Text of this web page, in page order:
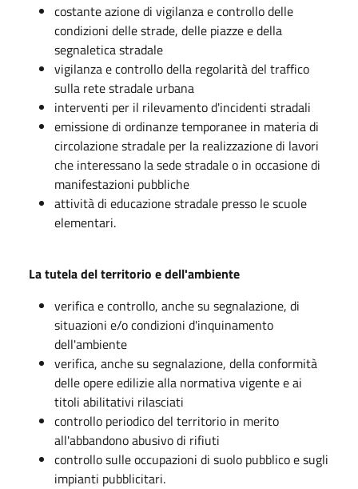
costante azione di vigilanza e controllo delle
condizioni delle strade, delle piazze e della
segnaletica stradale
vigilanza e controllo della regolarità del traffico
sulla rete stradale urbana
interventi per il rilevamento d'incidenti stradali
emissione di ordinanze temporanee in materia di
circolazione stradale per la realizzazione di lavori
che interessano la sede stradale o in occasione di
manifestazioni pubbliche
attività di educazione stradale presso le scuole
elementari.
La tutela del territorio e dell'ambiente
verifica e controllo, anche su segnalazione, di
situazioni e/o condizioni d'inquinamento
dell'ambiente
verifica, anche su segnalazione, della conformità
delle opere edilizie alla normativa vigente e ai
titoli abilitativi rilasciati
controllo periodico del territorio in merito
all'abbandono abusivo di rifiuti
controllo sulle occupazioni di suolo pubblico e sugli
impianti pubblicitari.